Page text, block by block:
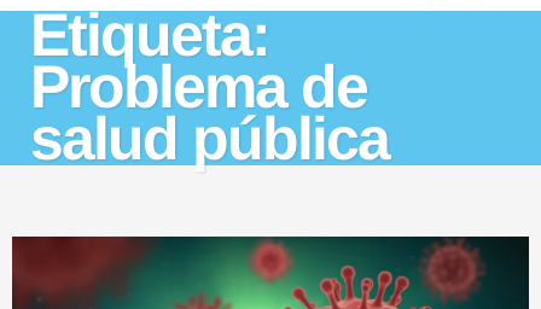
Etiqueta:
Problema de
salud pública